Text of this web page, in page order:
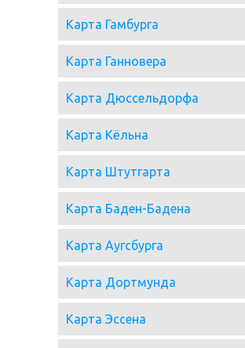
Карта Гамбурга
Карта Ганновера
Карта Дюссельдорфа
Карта Кёльна
Карта Штутгарта
Карта Баден-Бадена
Карта Аугсбурга
Карта Дортмунда
Карта Эссена